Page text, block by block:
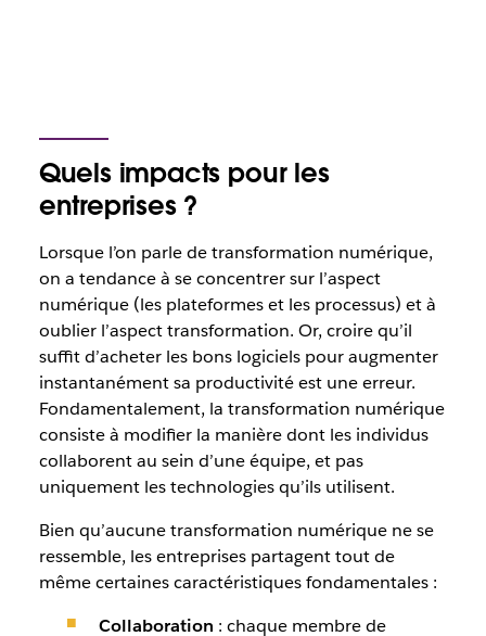
Quels impacts pour les
entreprises ?
Lorsque l’on parle de transformation numérique,
on a tendance à se concentrer sur l’aspect
numérique(les plateformes et les processus) et à
oublier l’aspecttransformation. Or, croire qu’il
suffit d’acheter les bons logiciels pour augmenter
instantanément sa productivité est une erreur.
Fondamentalement, la transformation numérique
consiste à modifier la manière dont les individus
collaborent au sein d’une équipe, et pas
uniquement les technologies qu’ils utilisent.
Bien qu’aucune transformation numérique ne se
ressemble, les entreprises partagent tout de
même certaines caractéristiques fondamentales :
Collaboration : chaque membre de